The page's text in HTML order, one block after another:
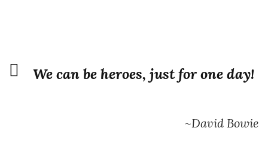
We can be heroes, just for one day!
~David Bowie